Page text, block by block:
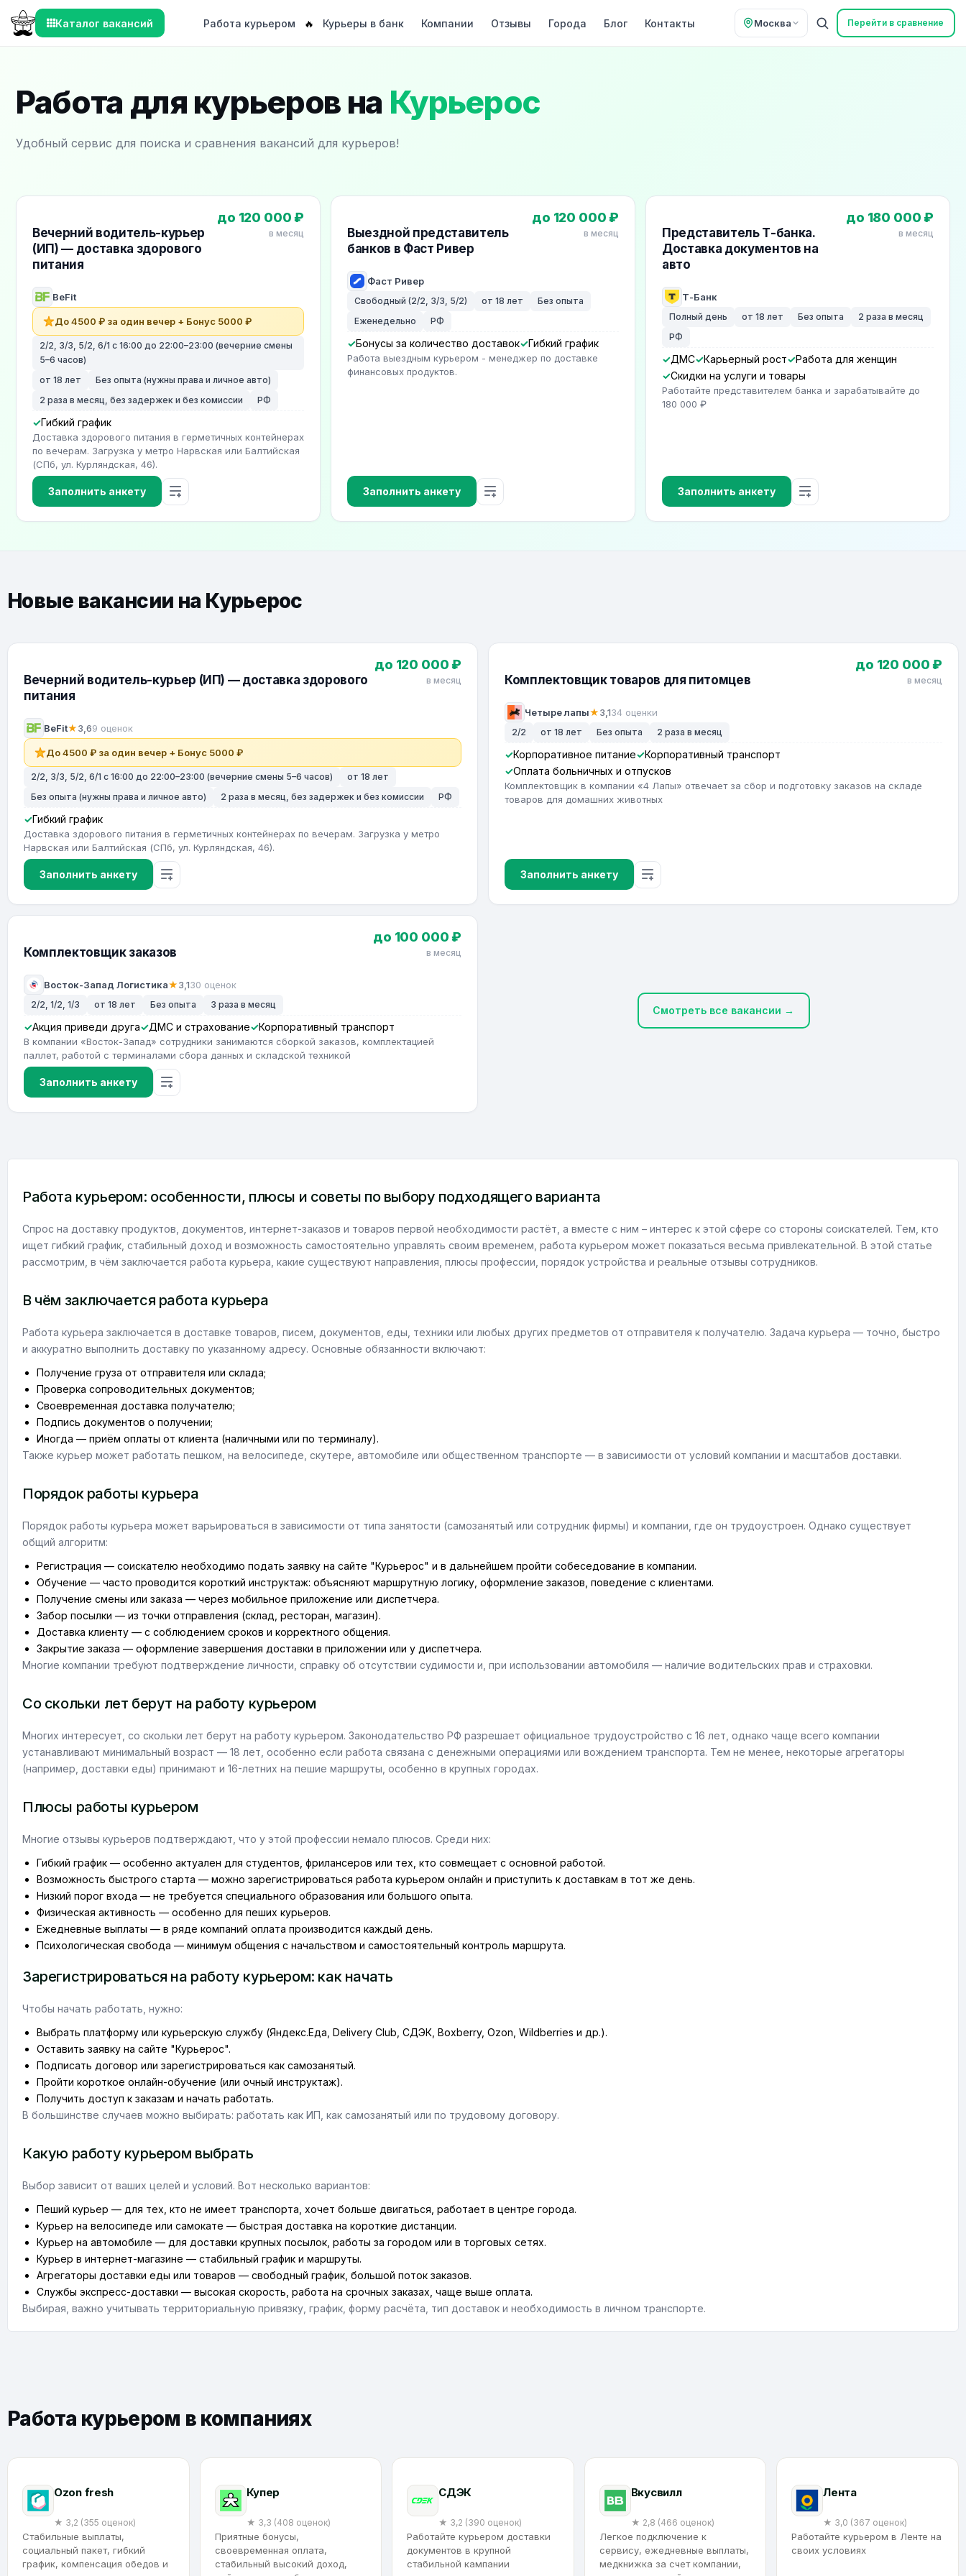
Каталог вакансий Работа курьером 🔥 Курьеры в банк Компании Отзывы Города Блог Контакты Москва Перейти в сравнение
Работа для курьеров на Курьерос
Удобный сервис для поиска и сравнения вакансий для курьеров!
Рекомендуемые вакансии для курьеров
Вечерний водитель-курьер
(ИП) — доставка здорового
питания
BeFit
до 120 000 ₽
в месяц
До 4500 ₽ за один вечер + Бонус 5000 ₽
2/2, 3/3, 5/2, 6/1 с 16:00 до 22:00–23:00 (вечерние смены
5–6 часов)
от 18 лет
Без опыта (нужны права и личное авто)
2 раза в месяц, без задержек и без комиссии
РФ
Гибкий график
Доставка здорового питания в герметичных контейнерах
по вечерам. Загрузка у метро Нарвская или Балтийская
(СПб, ул. Курляндская, 46).
Заполнить анкету
Выездной представитель
банков в Фаст Ривер
Фаст Ривер
до 120 000 ₽
в месяц
Свободный (2/2, 3/3, 5/2) от 18 лет
Без опыта
Еженедельно
РФ
Бонусы за количество доставок Гибкий график
Работа выездным курьером - менеджер по доставке
финансовых продуктов.
Заполнить анкету
Представитель Т-банка.
Доставка документов на
авто
Т-Банк
до 180 000 ₽
в месяц
Полный день от 18 лет Без опыта
2 раза в месяц
РФ
ДМС Карьерный рост
Работа для женщин
Скидки на услуги и товары
Работайте представителем банка и зарабатывайте до
180 000 ₽
Заполнить анкету
Новые вакансии на Курьерос
Вечерний водитель-курьер (ИП) — доставка здорового
питания
BeFit★3,69 оценок
до 120 000 ₽
в месяц
До 4500 ₽ за один вечер + Бонус 5000 ₽
2/2, 3/3, 5/2, 6/1 с 16:00 до 22:00–23:00 (вечерние смены 5–6 часов)
от 18 лет
Без опыта (нужны права и личное авто)
2 раза в месяц, без задержек и без комиссии РФ
Гибкий график
Доставка здорового питания в герметичных контейнерах по вечерам. Загрузка у метро
Нарвская или Балтийская (СПб, ул. Курляндская, 46).
Заполнить анкету
Комплектовщик товаров для питомцев
Четыре лапы★3,134 оценки
до 120 000 ₽
в месяц
2/2 от 18 лет Без опыта 2 раза в месяц
Корпоративное питание
Корпоративный транспорт
Оплата больничных и отпусков
Комплектовщик в компании «4 Лапы» отвечает за сбор и подготовку заказов на складе
товаров для домашних животных
Заполнить анкету
Комплектовщик заказов
Восток-Запад Логистика★3,130 оценок
до 100 000 ₽
в месяц
2/2, 1/2, 1/3 от 18 лет Без опыта 3 раза в месяц
Акция приведи друга ДМС и страхование Корпоративный транспорт
В компании «Восток-Запад» сотрудники занимаются сборкой заказов, комплектацией
паллет, работой с терминалами сбора данных и складской техникой
Заполнить анкету
Смотреть все вакансии →
Работа курьером: особенности, плюсы и советы по выбору подходящего варианта
Спрос на доставку продуктов, документов, интернет-заказов и товаров первой необходимости растёт, а вместе с ним – интерес к этой сфере со стороны соискателей. Тем, кто
ищет гибкий график, стабильный доход и возможность самостоятельно управлять своим временем, работа курьером может показаться весьма привлекательной. В этой статье
рассмотрим, в чём заключается работа курьера, какие существуют направления, плюсы профессии, порядок устройства и реальные отзывы сотрудников.
В чём заключается работа курьера
Работа курьера заключается в доставке товаров, писем, документов, еды, техники или любых других предметов от отправителя к получателю. Задача курьера — точно, быстро
и аккуратно выполнить доставку по указанному адресу. Основные обязанности включают:
Получение груза от отправителя или склада;
Проверка сопроводительных документов;
Своевременная доставка получателю;
Подпись документов о получении;
Иногда — приём оплаты от клиента (наличными или по терминалу).
Также курьер может работать пешком, на велосипеде, скутере, автомобиле или общественном транспорте — в зависимости от условий компании и масштабов доставки.
Порядок работы курьера
Порядок работы курьера может варьироваться в зависимости от типа занятости (самозанятый или сотрудник фирмы) и компании, где он трудоустроен. Однако существует
общий алгоритм:
Регистрация — соискателю необходимо подать заявку на сайте "Курьерос" и в дальнейшем пройти собеседование в компании.
Обучение — часто проводится короткий инструктаж: объясняют маршрутную логику, оформление заказов, поведение с клиентами.
Получение смены или заказа — через мобильное приложение или диспетчера.
Забор посылки — из точки отправления (склад, ресторан, магазин).
Доставка клиенту — с соблюдением сроков и корректного общения.
Закрытие заказа — оформление завершения доставки в приложении или у диспетчера.
Многие компании требуют подтверждение личности, справку об отсутствии судимости и, при использовании автомобиля — наличие водительских прав и страховки.
Со скольки лет берут на работу курьером
Многих интересует, со скольки лет берут на работу курьером. Законодательство РФ разрешает официальное трудоустройство с 16 лет, однако чаще всего компании
устанавливают минимальный возраст — 18 лет, особенно если работа связана с денежными операциями или вождением транспорта. Тем не менее, некоторые агрегаторы
(например, доставки еды) принимают и 16-летних на пешие маршруты, особенно в крупных городах.
Плюсы работы курьером
Многие отзывы курьеров подтверждают, что у этой профессии немало плюсов. Среди них:
Гибкий график — особенно актуален для студентов, фрилансеров или тех, кто совмещает с основной работой.
Возможность быстрого старта — можно зарегистрироваться работа курьером онлайн и приступить к доставкам в тот же день.
Низкий порог входа — не требуется специального образования или большого опыта.
Физическая активность — особенно для пеших курьеров.
Ежедневные выплаты — в ряде компаний оплата производится каждый день.
Психологическая свобода — минимум общения с начальством и самостоятельный контроль маршрута.
Зарегистрироваться на работу курьером: как начать
Чтобы начать работать, нужно:
Выбрать платформу или курьерскую службу (Яндекс.Еда, Delivery Club, СДЭК, Boxberry, Ozon, Wildberries и др.).
Оставить заявку на сайте "Курьерос".
Подписать договор или зарегистрироваться как самозанятый.
Пройти короткое онлайн-обучение (или очный инструктаж).
Получить доступ к заказам и начать работать.
В большинстве случаев можно выбирать: работать как ИП, как самозанятый или по трудовому договору.
Какую работу курьером выбрать
Выбор зависит от ваших целей и условий. Вот несколько вариантов:
Пеший курьер — для тех, кто не имеет транспорта, хочет больше двигаться, работает в центре города.
Курьер на велосипеде или самокате — быстрая доставка на короткие дистанции.
Курьер на автомобиле — для доставки крупных посылок, работы за городом или в торговых сетях.
Курьер в интернет-магазине — стабильный график и маршруты.
Агрегаторы доставки еды или товаров — свободный график, большой поток заказов.
Службы экспресс-доставки — высокая скорость, работа на срочных заказах, чаще выше оплата.
Выбирая, важно учитывать территориальную привязку, график, форму расчёта, тип доставок и необходимость в личном транспорте.
Работа курьером в компаниях
Ozon fresh
★ 3,2 (355 оценок)
Стабильные выплаты,
социальный пакет, гибкий
график, компенсация обедов и
Купер
★ 3,3 (408 оценок)
Приятные бонусы,
своевременная оплата,
стабильный высокий доход,
CДЭК
★ 3,2 (390 оценок)
Работайте курьером доставки
документов в крупной
стабильной кампании
Вкусвилл
★ 2,8 (466 оценок)
Легкое подключение к
сервису, ежедневные выплаты,
медкнижка за счет компании,
Лента
★ 3,0 (367 оценок)
Работайте курьером в Ленте на
своих условиях